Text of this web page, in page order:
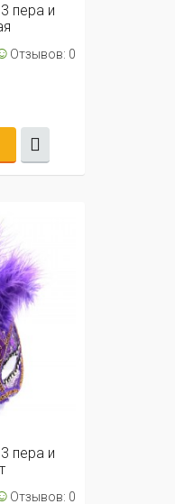
пера и
Отзывов: 0
пера и
Отзывов: 0